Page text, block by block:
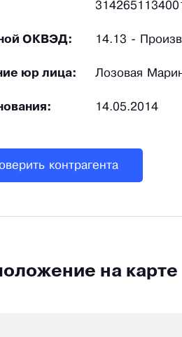
ОКВЭД: 14.13 -
юр лица: Лозовая
14.05.2014
контрагента
на карте